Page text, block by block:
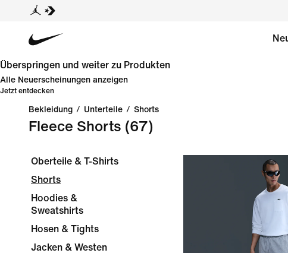
Überspringen und weiter zu Produkten
Alle Neuerscheinungen anzeigen
Jetzt entdecken
Bekleidung / Unterteile / Shorts
Fleece Shorts (67)
Oberteile & T-Shirts
Shorts
Hoodies &
Sweatshirts
Hosen & Tights
Jacken & Westen